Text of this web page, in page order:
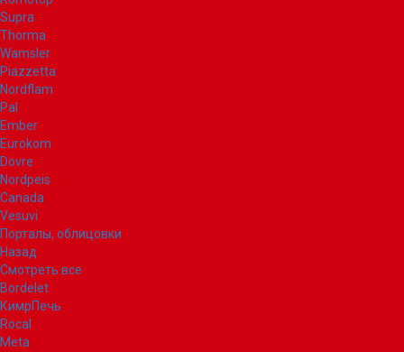
Supra
Thorma
Wamsler
Piazzetta
Nordflam
Pal
Ember
Eurokom
Dovre
Nordpeis
Canada
Vesuvi
Порталы, облицовки
Назад
Смотреть все
Bordelet
КимрПечь
Rocal
Meta